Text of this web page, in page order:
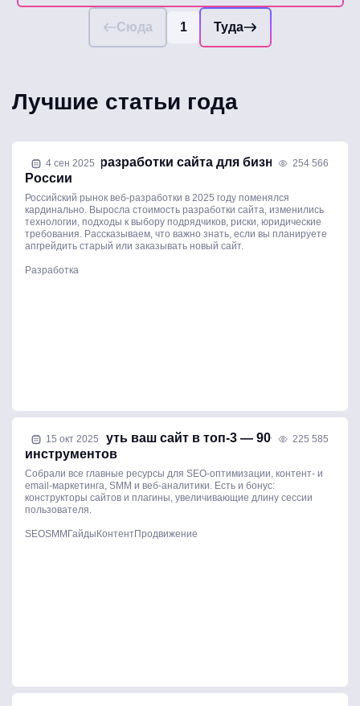
Сюда 1 Туда
Лучшие статьи года
4 сен 2025 254 566
Стоимость разработки сайта для бизнеса в
России
Российский рынок веб-разработки в 2025 году поменялся
кардинально. Выросла стоимость разработки сайта, изменились
технологии, подходы к выбору подрядчиков, риски, юридические
требования. Рассказываем, что важно знать, если вы планируете
апгрейдить старый или заказывать новый сайт.
Разработка
15 окт 2025 225 585
Как продвинуть ваш сайт в топ-3 — 90+ лучших
инструментов
Собрали все главные ресурсы для SEO-оптимизации, контент- и
email-маркетинга, SMM и веб-аналитики. Есть и бонус:
конструкторы сайтов и плагины, увеличивающие длину сессии
пользователя.
SEOSMM Гайды КонтентПродвижение